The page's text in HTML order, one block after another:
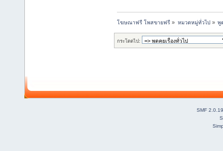
โฆษณาฟรี โพสขายฟรี » หมวดหมู่ทั่วไป» พู
กระโดดไป:
SMF 2.0.19